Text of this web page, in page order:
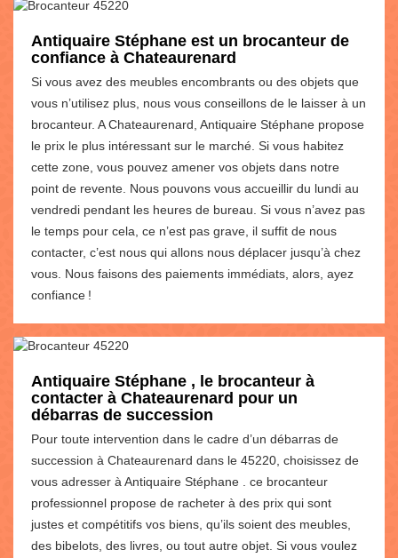
Antiquaire Stéphane est un brocanteur de
confiance à Chateaurenard
Si vous avez des meubles encombrants ou des objets que
vous n’utilisez plus, nous vous conseillons de le laisser à un
brocanteur. A Chateaurenard, Antiquaire Stéphane propose
le prix le plus intéressant sur le marché. Si vous habitez
cette zone, vous pouvez amener vos objets dans notre
point de revente. Nous pouvons vous accueillir du lundi au
vendredi pendant les heures de bureau. Si vous n’avez pas
le temps pour cela, ce n’est pas grave, il suffit de nous
contacter, c’est nous qui allons nous déplacer jusqu’à chez
vous. Nous faisons des paiements immédiats, alors, ayez
confiance !
Antiquaire Stéphane , le brocanteur à
contacter à Chateaurenard pour un
débarras de succession
Pour toute intervention dans le cadre d’un débarras de
succession à Chateaurenard dans le 45220, choisissez de
vous adresser à Antiquaire Stéphane . ce brocanteur
professionnel propose de racheter à des prix qui sont
justes et compétitifs vos biens, qu’ils soient des meubles,
des bibelots, des livres, ou tout autre objet. Si vous voulez